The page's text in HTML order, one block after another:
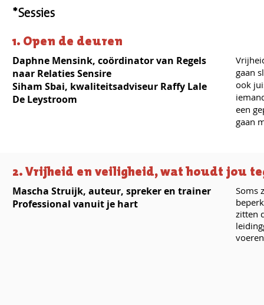
*Sessies
1. Open de deuren
Daphne Mensink, coördinator van Regels
naar Relaties Sensire
Siham Sbai, kwaliteitsadviseur Raffy Lale
De Leystroom
gaan
ook
een
gaan
2. Vrijheid en veiligheid, wat houdt jou
Mascha Struijk, auteur, spreker en trainer
Professional vanuit je hart
Soms
zitten